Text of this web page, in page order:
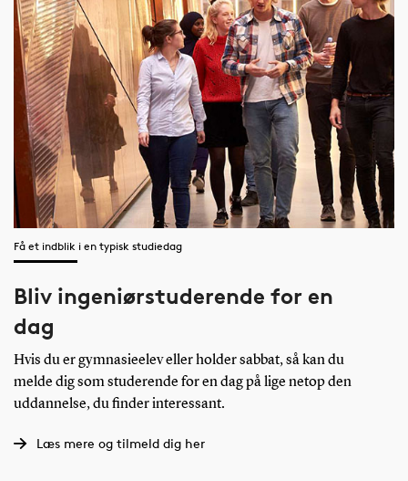
Få et indblik i en typisk studiedag
Bliv ingeniørstuderende for en
dag
Hvis du er gymnasieelev eller holder sabbat, så kan du
melde dig som studerende for en dag på lige netop den
uddannelse, du finder interessant.
Læs mere og tilmeld dig her